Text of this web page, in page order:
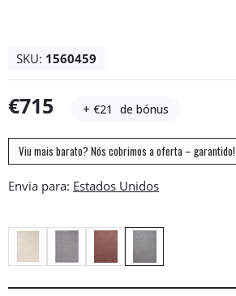
SKU: 1560459
€715 + €21 de bónus
Viu mais barato? Nós cobrimos a oferta – garantido!
Envia para: